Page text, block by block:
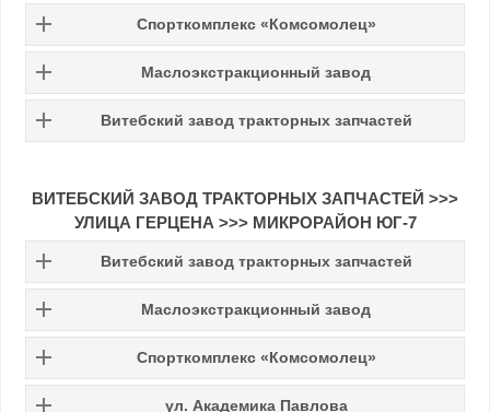
Спорткомплекс «Комсомолец»
Маслоэкстракционный завод
Витебский завод тракторных запчастей
ВИТЕБСКИЙ ЗАВОД ТРАКТОРНЫХ ЗАПЧАСТЕЙ >>>
УЛИЦА ГЕРЦЕНА >>>МИКРОРАЙОН ЮГ-7
Витебский завод тракторных запчастей
Маслоэкстракционный завод
Спорткомплекс «Комсомолец»
ул. Академика Павлова